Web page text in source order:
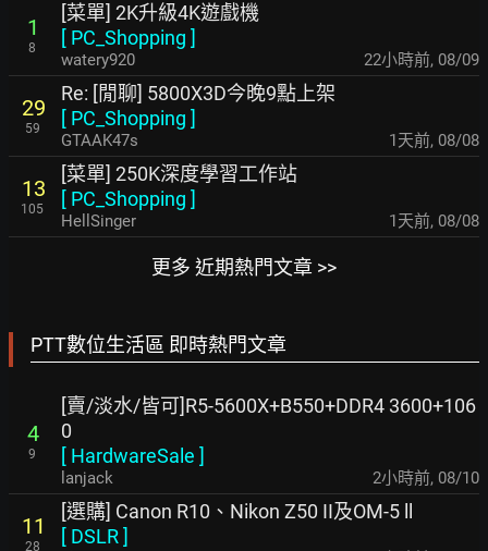
1
8
[菜單] 2K升級4K遊戲機
[ PC_Shopping ]
watery920 22小時前, 08/09
29
59
Re: [閒聊] 5800X3D今晚9點上架
[ PC_Shopping ]
GTAAK47s 1天前, 08/08
13
105
[菜單] 250K深度學習工作站
[ PC_Shopping ]
HellSinger 1天前, 08/08
更多 近期熱門文章 >>
PTT數位生活區 即時熱門文章
4
9
[賣/淡水/皆可]R5-5600X+B550+DDR4 3600+106
0
[ HardwareSale ]
lanjack 2小時前, 08/10
11
28
[選購] Canon R10、Nikon Z50 II及OM-5 ll
[ DSLR]